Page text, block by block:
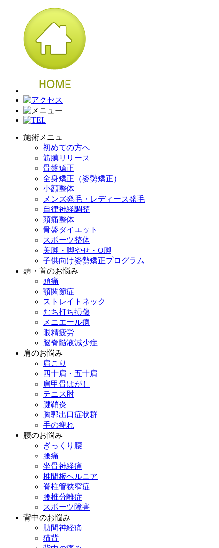
施術メニュー
初めての方へ
筋膜リリース
骨盤矯正
全身矯正（姿勢矯正）
小顔整体
メンズ発毛・レディース発毛
自律神経調整
頭痛整体
骨盤ダイエット
スポーツ整体
美脚・脚やせ・O脚
子供向け姿勢矯正プログラム
頭・首のお悩み
頭痛
顎関節症
ストレイトネック
むち打ち損傷
メニエール病
眼精疲労
脳脊髄液減少症
肩のお悩み
肩こり
四十肩・五十肩
肩甲骨はがし
テニス肘
腱鞘炎
胸郭出口症状群
手の痺れ
腰のお悩み
ぎっくり腰
腰痛
坐骨神経痛
椎間板ヘルニア
脊柱管狭窄症
腰椎分離症
スポーツ障害
背中のお悩み
肋間神経痛
猫背